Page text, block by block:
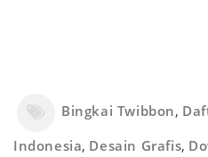
Bingkai Twibbon,
Indonesia, Desain Grafis,